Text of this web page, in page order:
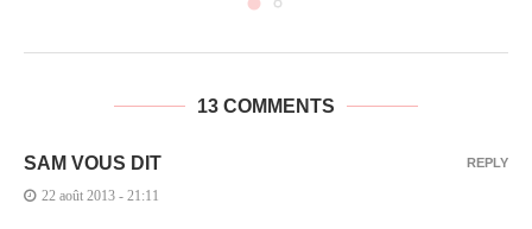
13 COMMENTS
SAM VOUS DIT
22 août 2013 - 21:11
REPLY